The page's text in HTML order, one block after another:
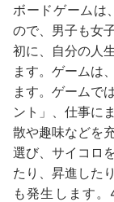
ボードゲームは
ので、男子も女
初に、自分の人
ます。ゲームは
ます。ゲームで
ント」、仕事に
散や趣味などを
選び、サイコロ
たり、昇進した
も発生します